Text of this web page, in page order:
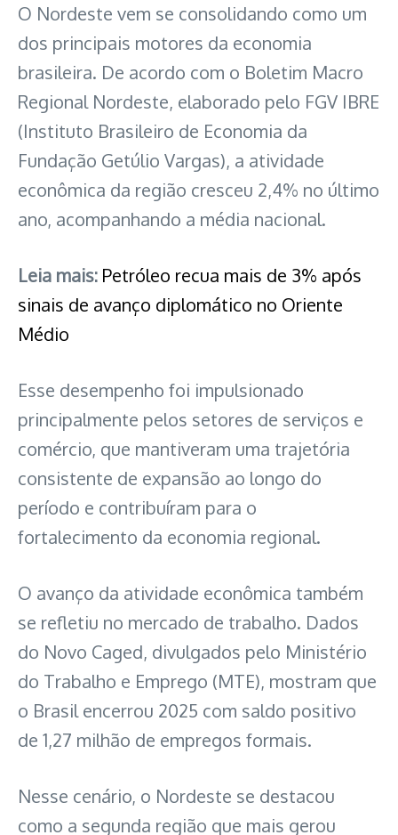
O Nordeste vem se consolidando como um
dos principais motores da economia
brasileira. De acordo com o Boletim Macro
Regional Nordeste, elaborado pelo FGV IBRE
(Instituto Brasileiro de Economia da
Fundação Getúlio Vargas), a atividade
econômica da região cresceu 2,4% no último
ano, acompanhando a média nacional.
Leia mais: Petróleo recua mais de 3% após
sinais de avanço diplomático no Oriente
Médio
Esse desempenho foi impulsionado
principalmente pelos setores de serviços e
comércio, que mantiveram uma trajetória
consistente de expansão ao longo do
período e contribuíram para o
fortalecimento da economia regional.
O avanço da atividade econômica também
se refletiu no mercado de trabalho. Dados
do Novo Caged, divulgados pelo Ministério
do Trabalho e Emprego (MTE), mostram que
o Brasil encerrou 2025 com saldo positivo
de 1,27 milhão de empregos formais.
Nesse cenário, o Nordeste se destacou
como a segunda região que mais gerou